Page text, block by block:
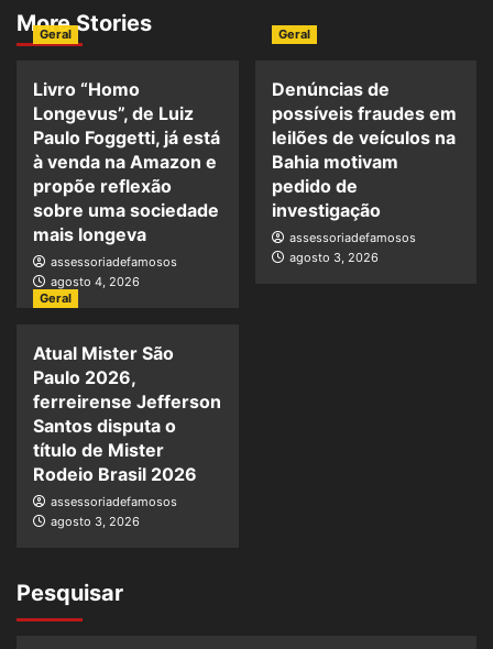
More Stories
Geral
Livro “Homo
Longevus”, de Luiz
Paulo Foggetti, já está
à venda na Amazon e
propõe reflexão
sobre uma sociedade
mais longeva
assessoriadefamosos
agosto 4, 2026
Geral
Denúncias de
possíveis fraudes em
leilões de veículos na
Bahia motivam
pedido de
investigação
assessoriadefamosos
agosto 3, 2026
Geral
Atual Mister São
Paulo 2026,
ferreirense Jefferson
Santos disputa o
título de Mister
Rodeio Brasil 2026
assessoriadefamosos
agosto 3, 2026
Pesquisar